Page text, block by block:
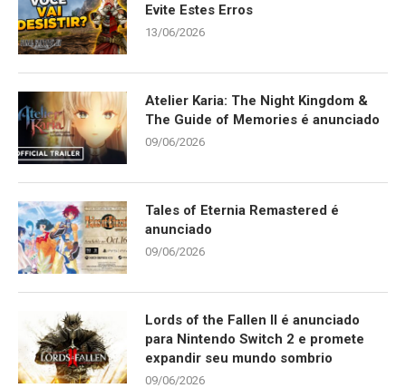
Evite Estes Erros
13/06/2026
Atelier Karia: The Night Kingdom &
The Guide of Memories é anunciado
09/06/2026
Tales of Eternia Remastered é
anunciado
09/06/2026
Lords of the Fallen II é anunciado
para Nintendo Switch 2 e promete
expandir seu mundo sombrio
09/06/2026